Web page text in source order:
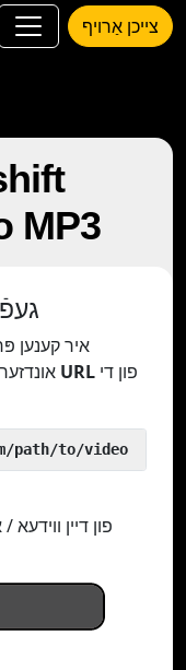
צייכן אַרויף
MP3
איר קענען
URL